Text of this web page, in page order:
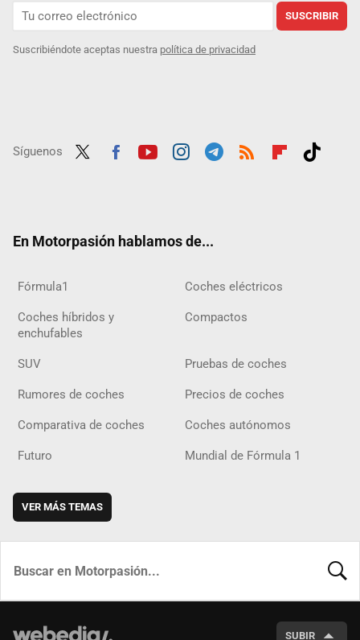
SUSCRIBIR
Suscribiéndote aceptas nuestra política de privacidad
Síguenos
En Motorpasión hablamos de...
Fórmula1 Coches eléctricos
Coches híbridos y
enchufables
Compactos
SUV Pruebas de coches
Rumores de coches Precios de coches
Comparativa de coches Coches autónomos
Futuro Mundial de Fórmula 1
VER MÁS TEMAS
SUBIR